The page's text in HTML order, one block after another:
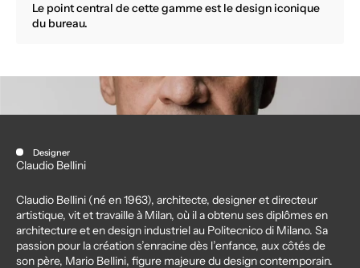
Le point central de cette gamme est le design iconique
du bureau.
Designer
Claudio Bellini
Claudio Bellini (né en 1963), architecte, designer et directeur
artistique, vit et travaille à Milan, où il a obtenu ses diplômes en
architecture et en design industriel au Politecnico di Milano. Sa
passion pour la création s’enracine dès l’enfance, aux côtés de
son père, Mario Bellini, figure majeure du design contemporain.